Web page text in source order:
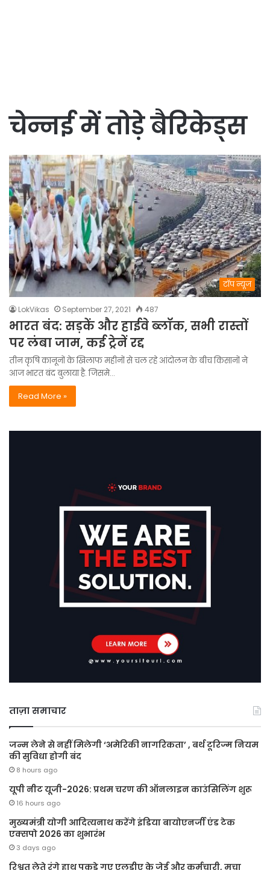
चेन्नई में तोड़े बैरिकेड्स
टॉप न्यूज
LokVikas September 27, 2021 487
भारत बंद: सड़कें और हाईवे ब्लॉक, सभी रास्तों
पर लंबा जाम, कई ट्रेनें रद्द
तीन कृषि कानूनों के खिलाफ महीनों से चल रहे आंदोलन के बीच किसानों ने
आज भारत बंद बुलाया है. जिसमे…
Read More »
ताज़ा समाचार
जन्म लेने से नहीं मिलेगी ‘अमेरिकी नागरिकता’ , बर्थ टूरिज्म नियम
की सुविधा होगी बंद
8 hours ago
यूपी नीट यूजी-2026: प्रथम चरण की ऑनलाइन काउंसिलिंग शुरू
16 hours ago
मुख्यमंत्री योगी आदित्यनाथ करेंगे इंडिया बायोएनर्जी एंड टेक
एक्सपो 2026 का शुभारंभ
3 days ago
रिश्वत लेते रंगे हाथ पकड़े गए एलडीए के जेई और कर्मचारी, मचा